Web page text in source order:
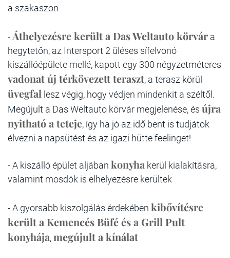
a szakaszon
- Áthelyezésre került a Das Weltauto körvár a
hegytetőn, az Intersport 2 üléses sífelvonó
kiszállóépülete mellé, kapott egy 300 négyzetméteres
vadonat új térkövezett teraszt, a terasz körül
üvegfal lesz végig, hogy védjen mindenkit a széltől.
Megújult a Das Weltauto körvár megjelenése, és újra
nyitható a teteje, így ha jó az idő bent is tudjátok
élvezni a napsütést és az igazi hütte feelinget!
- A kiszálló épület aljában konyha kerül kialakításra,
valamint mosdók is elhelyezésre kerültek
- A gyorsabb kiszolgálás érdekében kibővítésre
került a Kemencés Büfé és a Grill Pult
konyhája, megújult a kínálat